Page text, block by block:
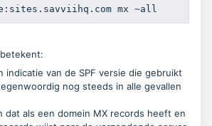
mx ~all
indicatie van de SPF versie die gebruikt
nog steeds in alle gevallen
dat als een domein MX records heeft en